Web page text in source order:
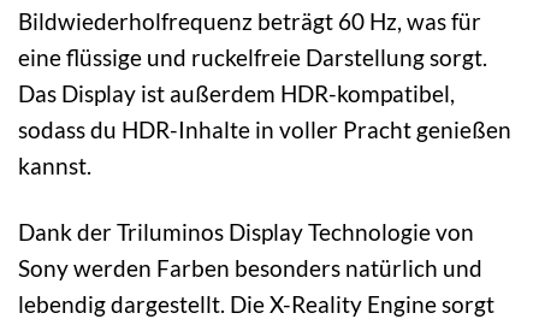
Bildwiederholfrequenz beträgt 60 Hz, was für
eine flüssige und ruckelfreie Darstellung sorgt.
Das Display ist außerdem HDR-kompatibel,
sodass du HDR-Inhalte in voller Pracht genießen
kannst.
Dank der Triluminos Display Technologie von
Sony werden Farben besonders natürlich und
lebendig dargestellt. Die X-Reality Engine sorgt